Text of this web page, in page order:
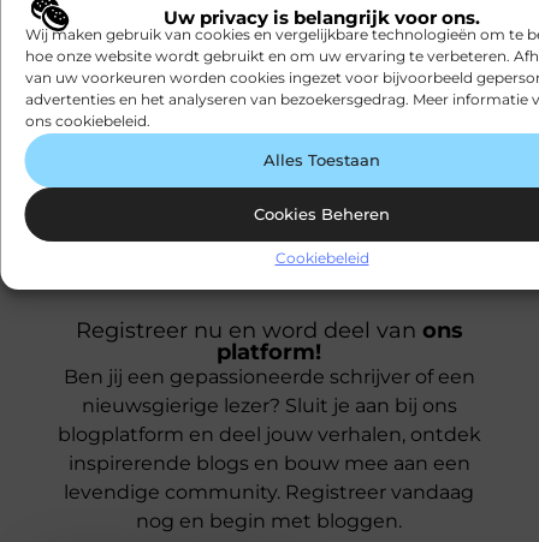
Uw privacy is belangrijk voor ons.
Wij maken gebruik van cookies en vergelijkbare technologieën om te
hoe onze website wordt gebruikt en om uw ervaring te verbeteren.
van uw voorkeuren worden cookies ingezet voor bijvoorbeeld
advertenties en het analyseren van bezoekersgedrag. Meer informatie
ons cookiebeleid.
Alles Toestaan
Cookies Beheren
Cookiebeleid
Electronica en
Computers
Energie
Entertainment
Meubels
Mode en
Kleding
Motor
Onderwijs
Zakelijk
Zakelijke
Zorg
Registreer nu en word deel van ons
platform!
Ben jij een gepassioneerde schrijver of een
nieuwsgierige lezer? Sluit je aan bij ons
blogplatform en deel jouw verhalen, ontdek
inspirerende blogs en bouw mee aan een
levendige community. Registreer vandaag
nog en begin met bloggen.